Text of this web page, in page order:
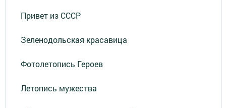
Привет из СССР
Зеленодольская красавица
Фотолетопись Героев
Летопись мужества